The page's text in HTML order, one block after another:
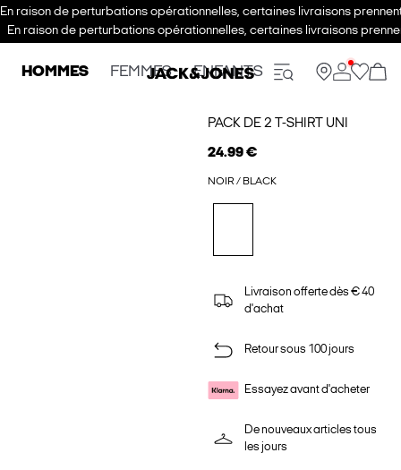
En raison de perturbations opérationnelles, certaines livraisons
En raison de perturbations opérationnelles, certaines livraisons
HOMMES FEMMES ENFANTS
PACK DE 2 T-SHIRT UNI
24.99 €
NOIR / BLACK
Livraison offerte dès € 40
d'achat
Retour sous 100 jours
Essayez avant d'acheter
De nouveaux articles tous
les jours